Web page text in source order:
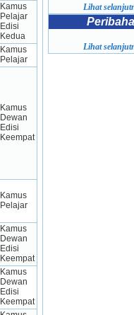
Kamus
Pelajar
Edisi
Kedua
Kamus
Pelajar
Kamus
Dewan
Edisi
Keempat
Kamus
Pelajar
Kamus
Dewan
Edisi
Keempat
Kamus
Dewan
Edisi
Keempat
Lihat
Lihat